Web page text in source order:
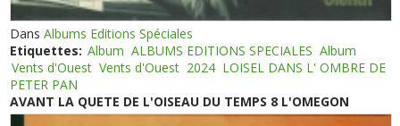
DansAlbums Editions Spéciales
Etiquettes: Album ALBUMS EDITIONS SPECIALES Album
Vents d'Ouest Vents d'Ouest 2024 LOISEL DANS L' OMBRE DE
PETER PAN
AVANT LA QUETE DE L'OISEAU DU TEMPS 8 L'OMEGON